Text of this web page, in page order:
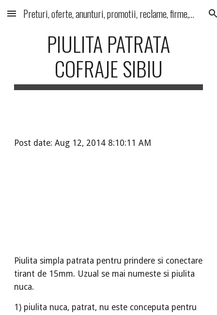
Skip to main content Skip to navigation
Preturi, oferte, anunturi, promotii, reclame, firme, produse, servicii
PIULITA PATRATA
COFRAJE SIBIU
Post date: Aug 12, 2014 8:10:11 AM
Piulita simpla patrata pentru prindere si conectare
tirant de 15mm. Uzual se mai numeste si piulita
nuca.
1) piulita nuca, patrat, nu este conceputa pentru